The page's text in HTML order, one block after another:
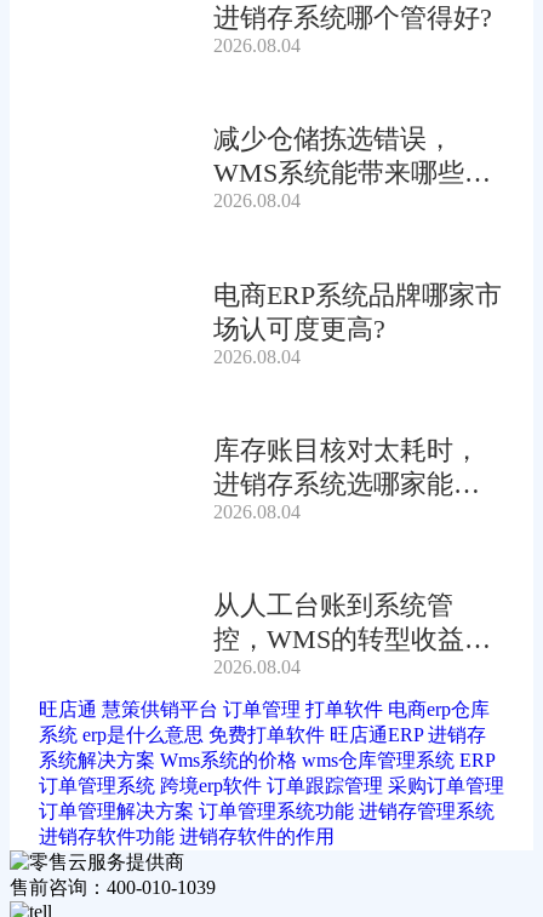
进销存系统哪个管得好?
2026.08.04
减少仓储拣选错误，
WMS系统能带来哪些连
锁收益?
2026.08.04
电商ERP系统品牌哪家市
场认可度更高?
2026.08.04
库存账目核对太耗时，
进销存系统选哪家能自
动?
2026.08.04
从人工台账到系统管
控，WMS的转型收益有
多大?
2026.08.04
旺店通 慧策供销平台 订单管理 打单软件 电商erp仓库
系统 erp是什么意思 免费打单软件 旺店通ERP 进销存
系统解决方案 Wms系统的价格 wms仓库管理系统 ERP
订单管理系统 跨境erp软件 订单跟踪管理 采购订单管理
订单管理解决方案 订单管理系统功能 进销存管理系统
进销存软件功能 进销存软件的作用
售前咨询：400-010-1039